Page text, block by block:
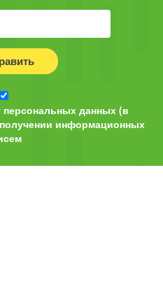
персональных данных (в
информационных